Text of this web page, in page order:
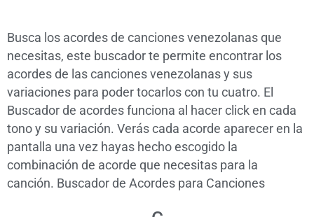
Busca los acordes de canciones venezolanas que
necesitas, este buscador te permite encontrar los
acordes de las canciones venezolanas y sus
variaciones para poder tocarlos con tu cuatro. El
Buscador de acordes funciona al hacer click en cada
tono y su variación. Verás cada acorde aparecer en la
pantalla una vez hayas hecho escogido la
combinación de acorde que necesitas para la
canción. Buscador de Acordes para Canciones